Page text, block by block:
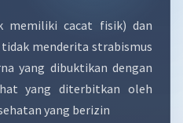
memiliki cacat fisik) dan
menderita strabismus
yang dibuktikan dengan
yang diterbitkan oleh
yang berizin